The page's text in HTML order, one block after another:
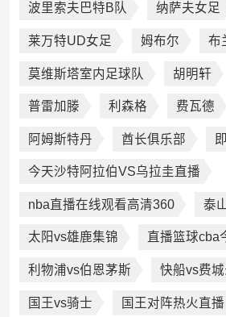
波里索夫巴特B队 纳萨夫女足
莱万特UD女足 姆布尔 布
莫维斯塔室内足球队 胡明轩
普雷加滕 利森格 费瓦德
阿姆斯特丹 酋长俱乐部
今天沙特阿拉伯VS乌拉圭直播
nba直播在线观看高清360 泰
太阳vs雄鹿集锦 直播篮球cba
利物浦vs伯恩茅斯 快船vs费城
国王vs骑士 国王对阵热火直播